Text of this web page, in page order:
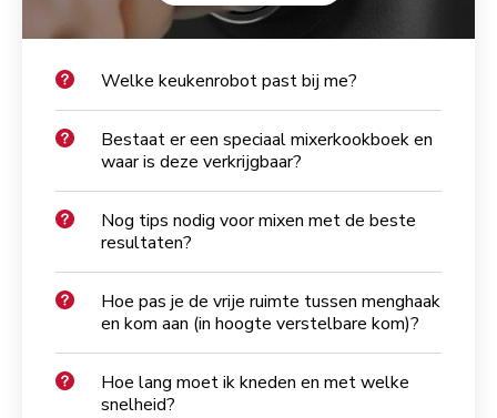
Welke keukenrobot past bij me?
Bestaat er een speciaal mixerkookboek en
waar is deze verkrijgbaar?
Nog tips nodig voor mixen met de beste
resultaten?
Hoe pas je de vrije ruimte tussen menghaak
en kom aan (in hoogte verstelbare kom)?
Hoe lang moet ik kneden en met welke
snelheid?